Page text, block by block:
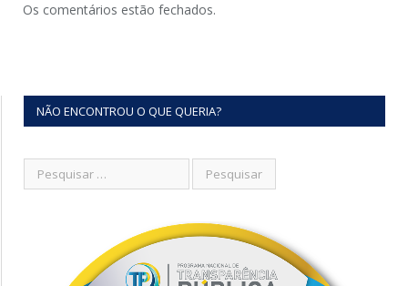
Os comentários estão fechados.
NÃO ENCONTROU O QUE QUERIA?